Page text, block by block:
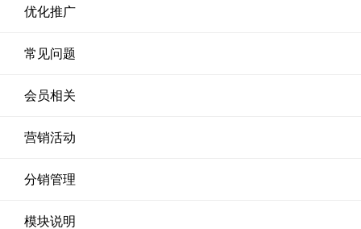
优化推广
常见问题
会员相关
营销活动
分销管理
模块说明